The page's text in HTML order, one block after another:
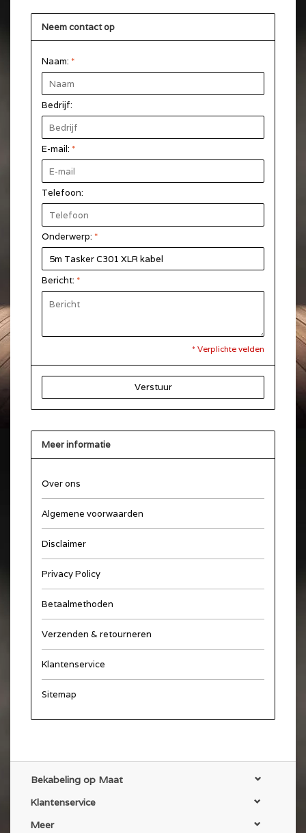
Neem contact op
Naam: *
Bedrijf:
E-mail: *
Telefoon:
Onderwerp: *
Bericht: *
* Verplichte velden
Verstuur
Meer informatie
Over ons
Algemene voorwaarden
Disclaimer
Privacy Policy
Betaalmethoden
Verzenden & retourneren
Klantenservice
Sitemap
Bekabeling op Maat
Klantenservice
Meer